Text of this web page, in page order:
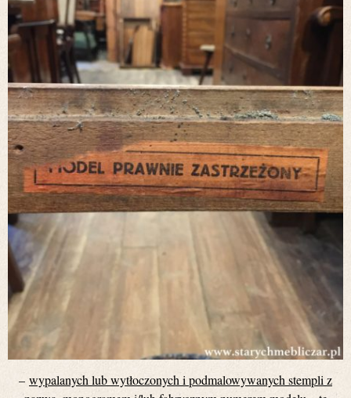
– wypalanych lub wytłoczonych i podmalowywanych stempli z